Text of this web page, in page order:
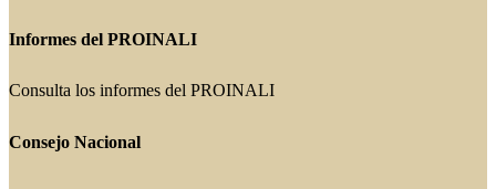
Informes del PROINALI
Consulta los informes del PROINALI
Consejo Nacional